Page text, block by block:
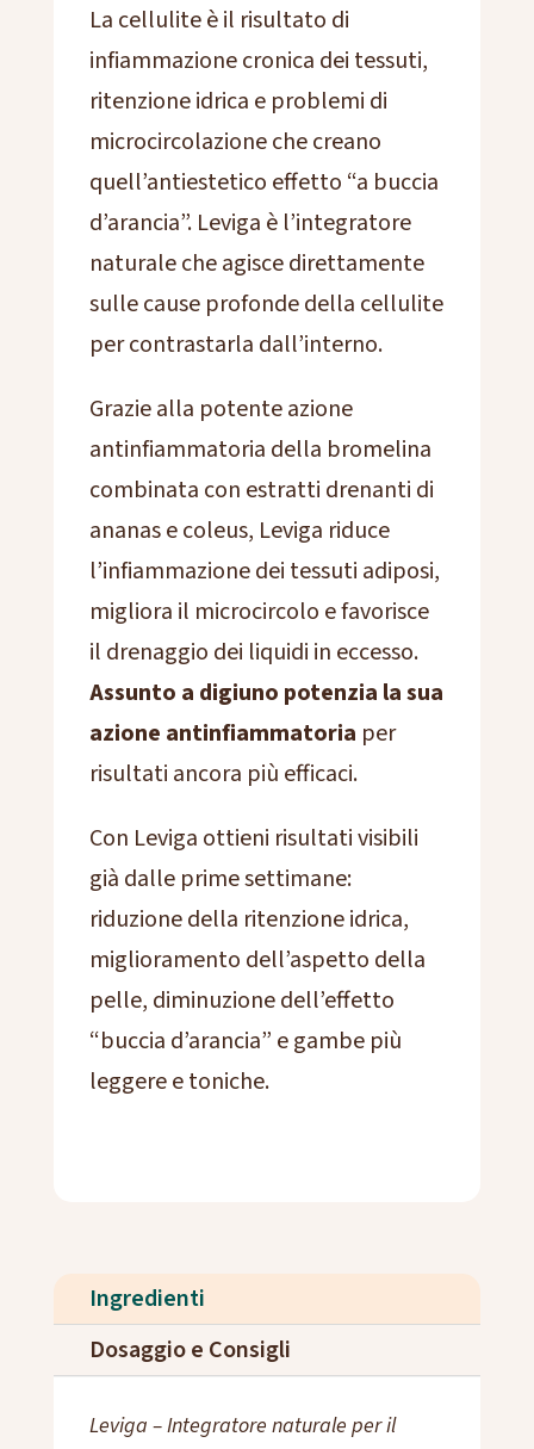
La cellulite è il risultato di
infiammazione cronica dei tessuti,
ritenzione idrica e problemi di
microcircolazione che creano
quell’antiestetico effetto “a buccia
d’arancia”. Leviga è l’integratore
naturale che agisce direttamente
sulle cause profonde della cellulite
per contrastarla dall’interno.
Grazie alla potente azione
antinfiammatoria della bromelina
combinata con estratti drenanti di
ananas e coleus, Leviga riduce
l’infiammazione dei tessuti adiposi,
migliora il microcircolo e favorisce
il drenaggio dei liquidi in eccesso.
Assunto a digiuno potenzia la sua
azione antinfiammatoria per
risultati ancora più efficaci.
Con Leviga ottieni risultati visibili
già dalle prime settimane:
riduzione della ritenzione idrica,
miglioramento dell’aspetto della
pelle, diminuzione dell’effetto
“buccia d’arancia” e gambe più
leggere e toniche.
Ingredienti
Dosaggio e Consigli
Leviga – Integratore naturale per il